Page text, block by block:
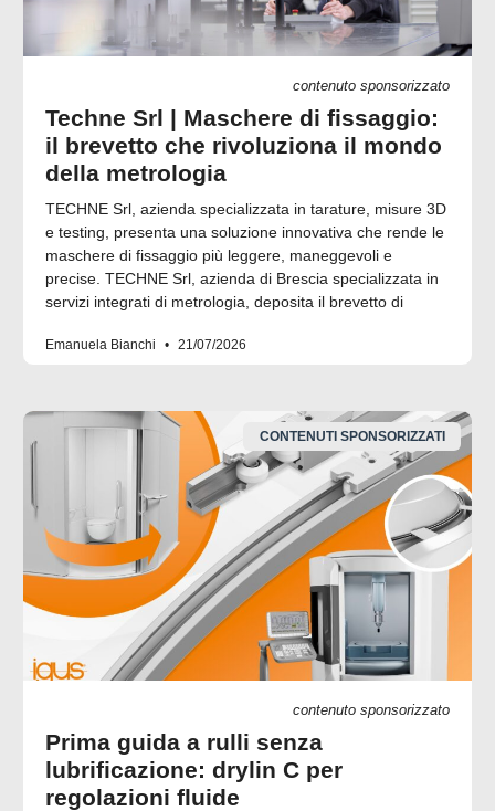
contenuto sponsorizzato
Techne Srl | Maschere di fissaggio:
il brevetto che rivoluziona il mondo
della metrologia
TECHNE Srl, azienda specializzata in tarature, misure 3D
e testing, presenta una soluzione innovativa che rende le
maschere di fissaggio più leggere, maneggevoli e
precise. TECHNE Srl, azienda di Brescia specializzata in
servizi integrati di metrologia, deposita il brevetto di
Emanuela Bianchi 21/07/2026
CONTENUTI SPONSORIZZATI
contenuto sponsorizzato
Prima guida a rulli senza
lubrificazione: drylin C per
regolazioni fluide